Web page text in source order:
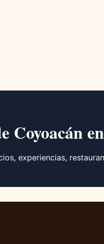
Coyoacán
experiencias,